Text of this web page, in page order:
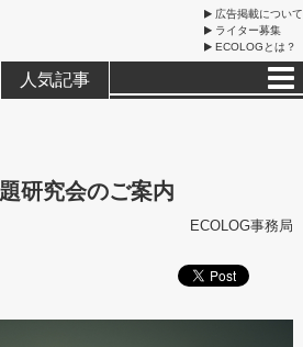
広告掲載について
ライター募集
ECOLOGとは？
人気記事
研究会のご案内
ECOLOG事務局